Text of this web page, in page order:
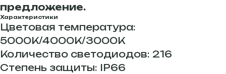
предложение.
Характеристики
Цветовая температура:
5000К/4000К/3000К
Количество светодиодов: 216
Степень защиты: IP66